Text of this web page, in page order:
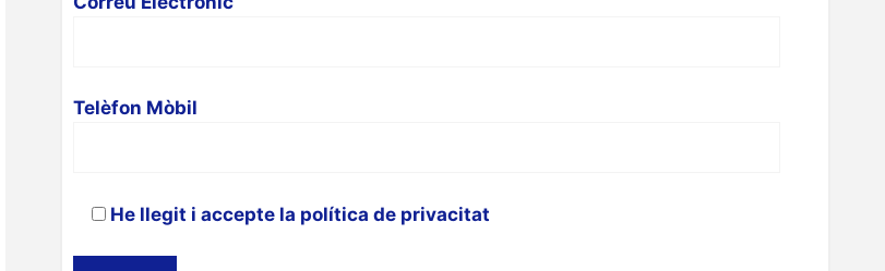
Telèfon Mòbil
He llegit i accepte la política de privacitat